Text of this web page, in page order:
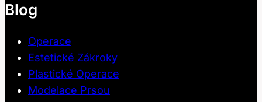
Blog
Operace
Estetické Zákroky
Plastické Operace
Modelace Prsou